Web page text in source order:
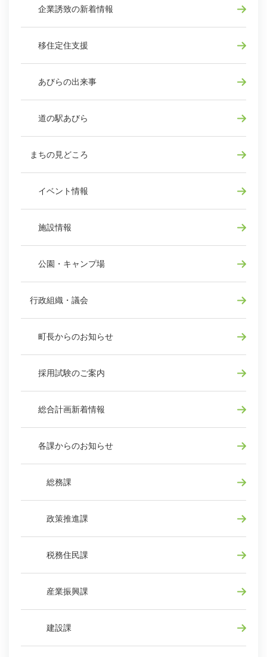
企業誘致の新着情報
移住定住支援
あびらの出来事
道の駅あびら
まちの見どころ
イベント情報
施設情報
公園・キャンプ場
行政組織・議会
町長からのお知らせ
採用試験のご案内
総合計画新着情報
各課からのお知らせ
総務課
政策推進課
税務住民課
産業振興課
建設課